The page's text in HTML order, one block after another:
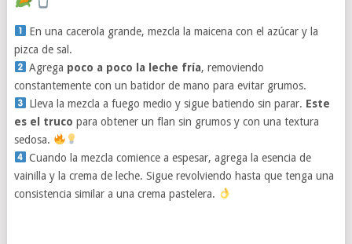
En una cacerola grande, mezcla la maicena con el azúcar y la
pizca de sal.
Agrega poco a poco la leche fría, removiendo
constantemente con un batidor de mano para evitar grumos.
Lleva la mezcla a fuego medio y sigue batiendo sin parar. Este
es el truco para obtener un flan sin grumos y con una textura
sedosa.
Cuando la mezcla comience a espesar, agrega la esencia de
vainilla y la crema de leche. Sigue revolviendo hasta que tenga una
consistencia similar a una crema pastelera.